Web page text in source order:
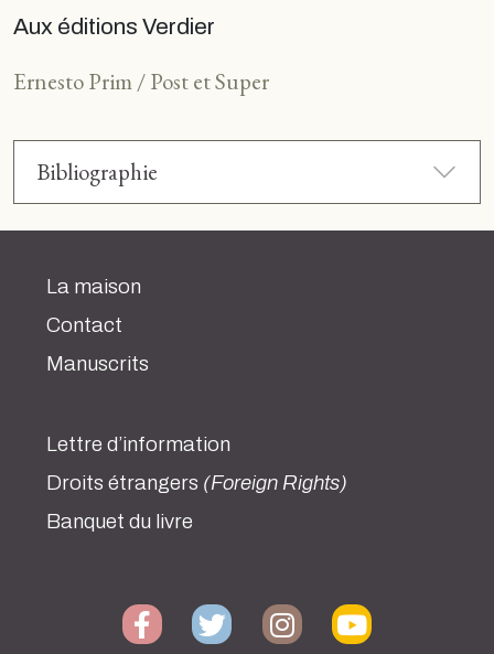
Aux éditions Verdier
Ernesto Prim / Post et Super
Bibliographie
La maison
Contact
Manuscrits
Lettre d’information
Droits étrangers (Foreign Rights)
Banquet du livre